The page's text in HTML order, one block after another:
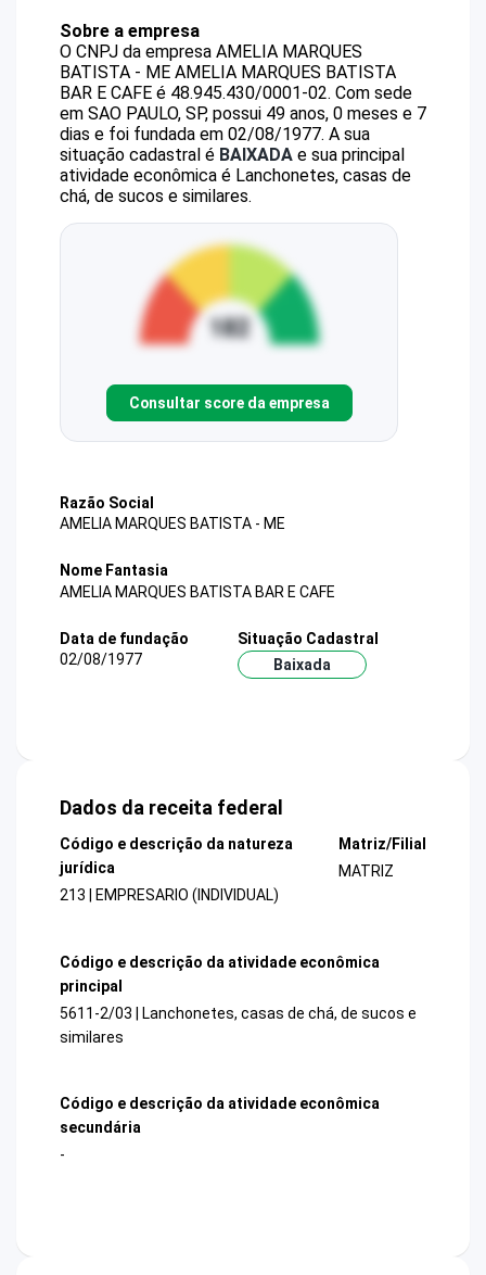
Sobre a empresa
O CNPJ da empresa AMELIA MARQUES
BATISTA - ME AMELIA MARQUES BATISTA
BAR E CAFE é 48.945.430/0001-02. Com sede
em SAO PAULO, SP, possui 49 anos, 0 meses e 7
dias e foi fundada em 02/08/1977. A sua
situação cadastral é BAIXADA e sua principal
atividade econômica é Lanchonetes, casas de
chá, de sucos e similares.
Consultar score da empresa
Razão Social
AMELIA MARQUES BATISTA - ME
Nome Fantasia
AMELIA MARQUES BATISTA BAR E CAFE
Data de fundação
02/08/1977
Situação Cadastral
Baixada
Dados da receita federal
Código e descrição da natureza
jurídica
213 | EMPRESARIO (INDIVIDUAL)
Matriz/Filial
MATRIZ
Código e descrição da atividade econômica
principal
5611-2/03 | Lanchonetes, casas de chá, de sucos e
similares
Código e descrição da atividade econômica
secundária
-